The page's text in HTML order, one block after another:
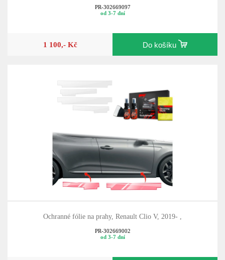
PR-302669097
od 3-7 dní
1 100,- Kč Do košíku
Ochranné fólie na prahy, Renault Clio V, 2019- ,
PR-302669002
od 3-7 dní